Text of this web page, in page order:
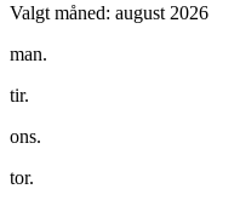
Valgt måned: august 2026
man.
tir.
ons.
tor.